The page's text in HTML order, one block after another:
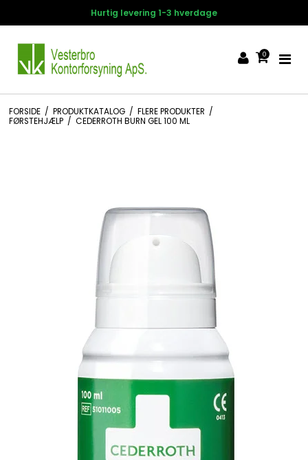
1-3 hverdage
0
FORSIDE / PRODUKTKATALOG / FLERE PRODUKTER /
FØRSTEHJÆLP / CEDERROTH BURN GEL 100 ML